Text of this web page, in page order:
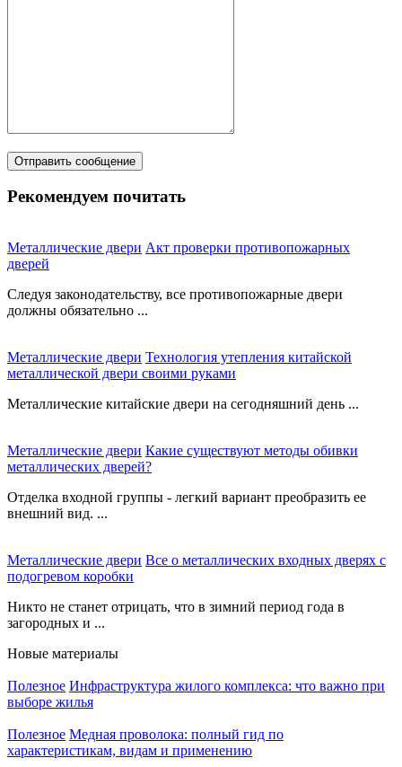
Рекомендуем почитать
Металлические двери Акт проверки противопожарных
дверей
Следуя законодательству, все противопожарные двери
должны обязательно ...
Металлические двери Технология утепления китайской
металлической двери своими руками
Металлические китайские двери на сегодняшний день ...
Металлические двери Какие существуют методы обивки
металлических дверей?
Отделка входной группы - легкий вариант преобразить ее
внешний вид. ...
Металлические двери Все о металлических входных дверях с
подогревом коробки
Никто не станет отрицать, что в зимний период года в
загородных и ...
Новые материалы
Полезное Инфраструктура жилого комплекса: что важно при
выборе жилья
Полезное Медная проволока: полный гид по
характеристикам, видам и применению